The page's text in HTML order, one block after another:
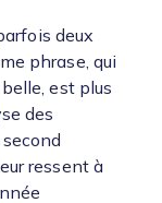
deux
phrase, qui
est plus
des
ressent à